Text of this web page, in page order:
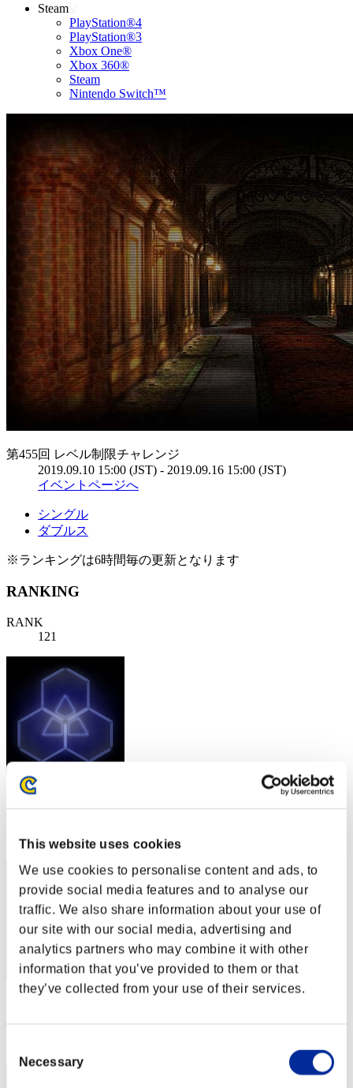
This website uses cookies
We use cookies to personalise content and ads, to
provide social media features and to analyse our
traffic. We also share information about your use of
our site with our social media, advertising and
analytics partners who may combine it with other
information that you’ve provided to them or that
they’ve collected from your use of their services.
Selection
Necessary
Steam
PlayStation®4
PlayStation®3
Xbox One®
Xbox 360®
Steam
Nintendo Switch™
第455回 レベル制限チャレンジ
2019.09.10 15:00 (JST) - 2019.09.16 15:00 (JST)
イベントページへ
シングル
ダブルス
※ランキングは6時間毎の更新となります
RANKING
RANK
121
スコア: -
122